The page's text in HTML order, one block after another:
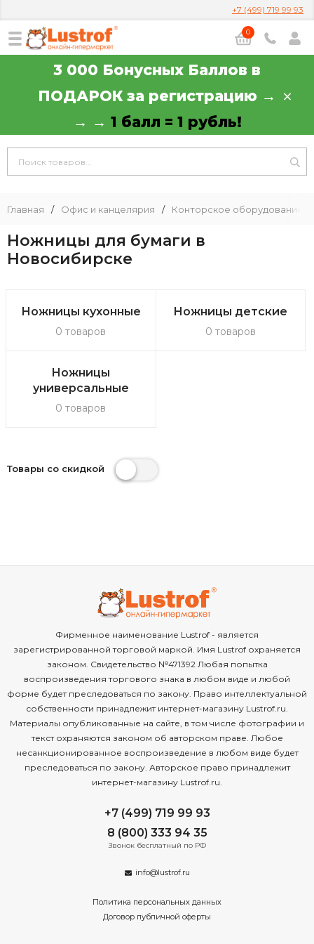
+7 (499) 719 99 93
0
3 000 Бонусных Баллов в
ПОДАРОК за регистрацию →
→ → 1 балл = 1 рубль!
Главная / Офис и канцелярия / Конторское оборудование
Ножницы для бумаги в
Новосибирске
Ножницы кухонные
0 товаров
Ножницы детские
0 товаров
Ножницы
универсальные
0 товаров
Товары со скидкой
Фирменное наименование Lustrof - является
зарегистрированной торговой маркой. Имя Lustrof охраняется
законом. Свидетельство №471392 Любая попытка
воспроизведения торгового знака в любом виде и любой
форме будет преследоваться по закону. Право интеллектуальной
собственности принадлежит интернет-магазину Lustrof.ru.
Материалы опубликованные на сайте, в том числе фотографии и
текст охраняются законом об авторском праве. Любое
несанкционированное воспроизведение в любом виде будет
преследоваться по закону. Авторское право принадлежит
интернет-магазину Lustrof.ru.
+7 (499) 719 99 93
8 (800) 333 94 35
Звонок бесплатный по РФ
info@lustrof.ru
Политика персональных данных
Договор публичной оферты